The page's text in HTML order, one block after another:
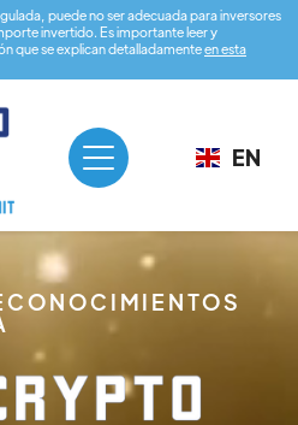
puede no ser adecuada para inversores
invertido. Es importante leer y
que se explican detalladamenteen esta
EN